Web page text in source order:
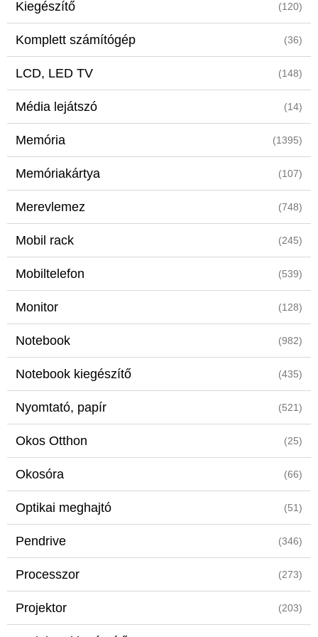
Kiegészítő (120)
Komplett számítógép (36)
LCD, LED TV (148)
Média lejátszó (14)
Memória (1395)
Memóriakártya (107)
Merevlemez (748)
Mobil rack (245)
Mobiltelefon (539)
Monitor (128)
Notebook (982)
Notebook kiegészítő (435)
Nyomtató, papír (521)
Okos Otthon (25)
Okosóra (66)
Optikai meghajtó (51)
Pendrive (346)
Processzor (273)
Projektor (203)